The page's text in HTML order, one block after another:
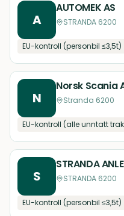
A
AUTOMEK AS
STRANDA 6200
EU-kontroll (personbil ≤3,5t)
N
Norsk Scania
Stranda 6200
EU-kontroll (alle unntatt
S
STRANDA
STRANDA 6200
EU-kontroll (personbil ≤3,5t)